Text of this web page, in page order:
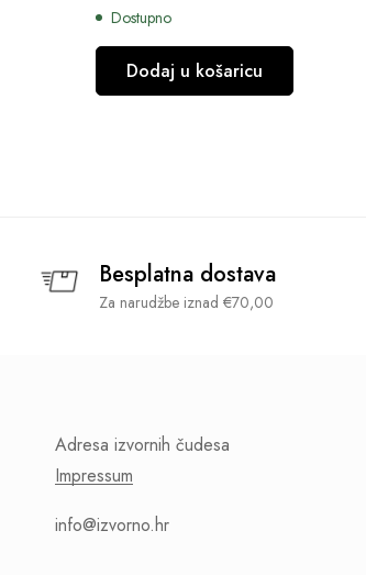
Dostupno
Dodaj u košaricu
Besplatna dostava
Za narudžbe iznad €70,00
Adresa izvornih čudesa
Impressum
info@izvorno.hr